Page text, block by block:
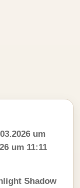
um
um 11:11
Shadow